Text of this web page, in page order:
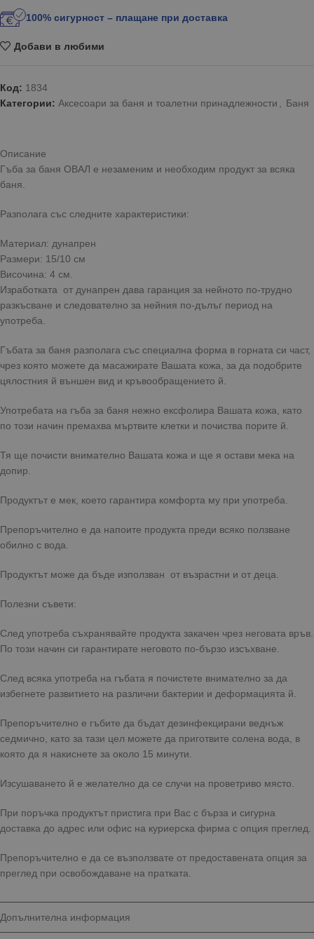
100% сигурност – плащане при доставка
Добави в любими
Код: 1834
Категории: Аксесоари за баня и тоалетни принадлежности Баня
Описание
Гъба за баня ОВАЛ е незаменим и необходим продукт за всяка
баня.
Разполага със следните характеристики:
Материал: дунапрен
Размери: 15/10 см
Височина: 4 см.
Изработката от дунапрен дава гаранция за нейното по-трудно
разкъсване и следователно за нейния по-дълъг период на
употреба.
Гъбата за баня разполага със специална форма в горната си част,
чрез която можете да масажирате Вашата кожа, за да подобрите
цялостния й външен вид и кръвообращението й.
Употребата на гъба за баня нежно ексфолира Вашата кожа, като
по този начин премахва мъртвите клетки и почиства порите й.
Тя ще почисти внимателно Вашата кожа и ще я остави мека на
допир.
Продуктът е мек, което гарантира комфорта му при употреба.
Препоръчително е да напоите продукта преди всяко ползване
обилно с вода.
Продуктът може да бъде използван от възрастни и от деца.
Полезни съвети:
След употреба съхранявайте продукта закачен чрез неговата връв.
По този начин си гарантирате неговото по-бързо изсъхване.
След всяка употреба на гъбата я почистете внимателно за да
избегнете развитието на различни бактерии и деформацията й.
Препоръчително е гъбите да бъдат дезинфекцирани веднъж
седмично, като за тази цел можете да приготвите солена вода, в
която да я накиснете за около 15 минути.
Изсушаването й е желателно да се случи на проветриво място.
При поръчка продуктът пристига при Вас с бърза и сигурна
доставка до адрес или офис на куриерска фирма с опция преглед.
Препоръчително е да се възползвате от предоставената опция за
преглед при освобождаване на пратката.
Допълнителна информация